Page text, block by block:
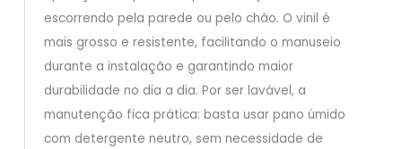
escorrendo pela parede ou pelo chão. O vinil é
mais grosso e resistente, facilitando o manuseio
durante a instalação e garantindo maior
durabilidade no dia a dia. Por ser lavável, a
manutenção fica prática: basta usar pano úmido
com detergente neutro, sem necessidade de